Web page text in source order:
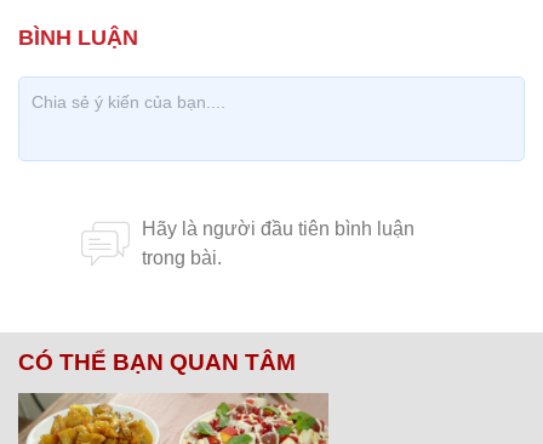
CÓ THỂ BẠN QUAN TÂM